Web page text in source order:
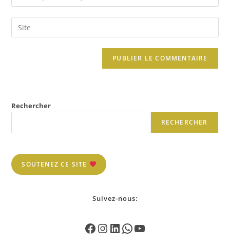
Rechercher
RECHERCHER
SOUTENEZ CE SITE
Suivez-nous: